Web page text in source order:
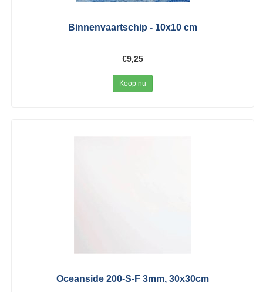
Binnenvaartschip - 10x10 cm
€9,25
Koop nu
Oceanside 200-S-F 3mm, 30x30cm